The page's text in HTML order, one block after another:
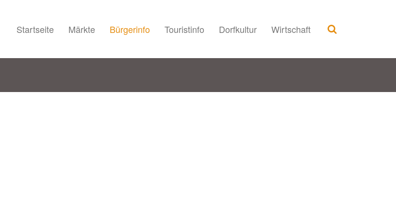
Startseite Märkte Bürgerinfo Touristinfo Dorfkultur Wirtschaft